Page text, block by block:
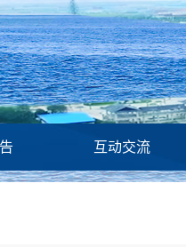
互动交流